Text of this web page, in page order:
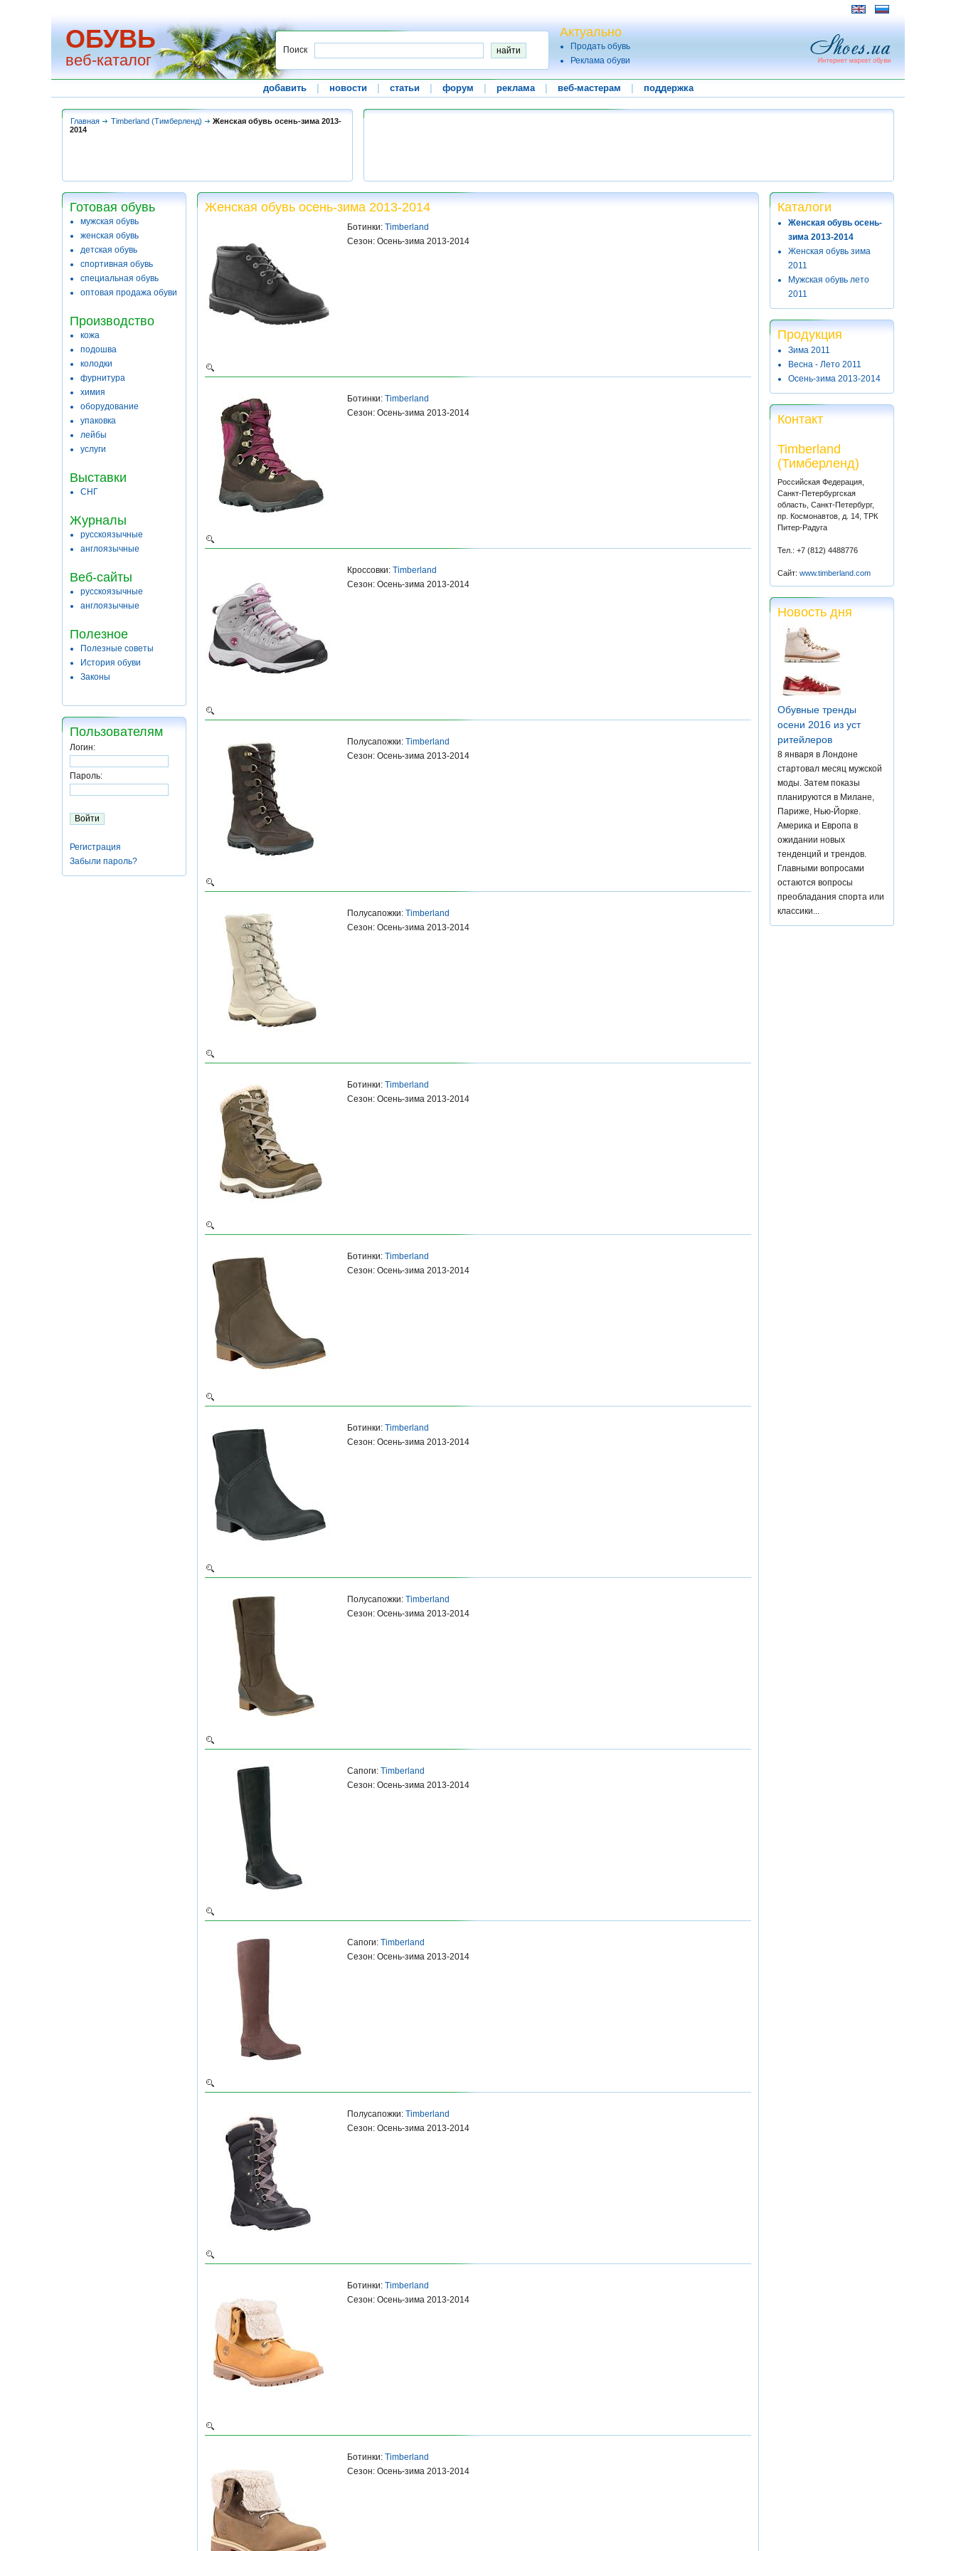
ОБУВЬ
веб-каталог
Поиск
Актуально
Продать обувь
Реклама обуви
добавить новости статьи форум реклама веб-мастерам поддержка
Главная Timberland (Тимберленд)
Женская обувь осень-зима 2013-
2014
Готовая обувь
мужская обувь
женская обувь
детская обувь
спортивная обувь
специальная обувь
оптовая продажа обуви
Производство
кожа
подошва
колодки
фурнитура
химия
оборудование
упаковка
лейбы
услуги
Выставки
СНГ
Журналы
русскоязычные
англоязычные
Веб-сайты
русскоязычные
англоязычные
Полезное
Полезные советы
История обуви
Законы
Пользователям
Логин:
Пароль:
Регистрация
Забыли пароль?
Женская обувь осень-зима 2013-2014
Ботинки: Timberland
Сезон: Осень-зима 2013-2014
Ботинки: Timberland
Сезон: Осень-зима 2013-2014
Кроссовки: Timberland
Сезон: Осень-зима 2013-2014
Полусапожки: Timberland
Сезон: Осень-зима 2013-2014
Полусапожки: Timberland
Сезон: Осень-зима 2013-2014
Ботинки: Timberland
Сезон: Осень-зима 2013-2014
Ботинки: Timberland
Сезон: Осень-зима 2013-2014
Ботинки: Timberland
Сезон: Осень-зима 2013-2014
Полусапожки: Timberland
Сезон: Осень-зима 2013-2014
Сапоги: Timberland
Сезон: Осень-зима 2013-2014
Сапоги: Timberland
Сезон: Осень-зима 2013-2014
Полусапожки: Timberland
Сезон: Осень-зима 2013-2014
Ботинки: Timberland
Сезон: Осень-зима 2013-2014
Ботинки: Timberland
Сезон: Осень-зима 2013-2014
Каталоги
Женская обувь осень-
зима 2013-2014
Женская обувь зима
2011
Мужская обувь лето
2011
Продукция
Зима 2011
Весна - Лето 2011
Осень-зима 2013-2014
Контакт
Timberland
(Тимберленд)
Российская Федерация,
Санкт-Петербургская
область, Санкт-Петербург,
пр. Космонавтов, д. 14, ТРК
Питер-Радуга
Тел.: +7 (812) 4488776
Сайт: www.timberland.com
Новость дня
Обувные тренды
осени 2016 из уст
ритейлеров
8 января в Лондоне
стартовал месяц мужской
моды. Затем показы
планируются в Милане,
Париже, Нью-Йорке.
Америка и Европа в
ожидании новых
тенденций и трендов.
Главными вопросами
остаются вопросы
преобладания спорта или
классики...